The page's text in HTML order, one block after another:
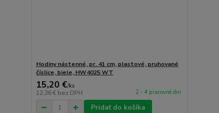
Hodiny nástenné, pr. 41 cm, plastové, pruhované
číslice, biele, HW4025 WT
15,20 €/ks
12,36 € bez DPH 2 - 4 pracovné dni
Pridať do košíka